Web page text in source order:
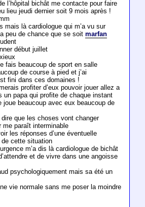
l’hôpital bichât me contacte pour faire
lieu jeudi dernier soit 9 mois après !
mais là cardiologue qui m’a vu sur
peu de chance que se soit marfan
début juillet
fais beaucoup de sport en salle
de course à pied et j’ai
fini dans ces domaines !
profiter d’eux pouvoir jouer allez a
un papa qui profite de chaque instant
beaucoup avec eux beaucoup de
dire que les choses vont changer
me paraît interminable
les réponses d’une éventuelle
cette situation
m’a dis là cardiologue de bichât
et de vivre dans une angoisse
psychologiquement mais sa été un
vie normale sans me poser la moindre